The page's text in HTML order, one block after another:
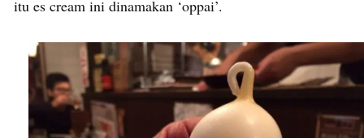
itu es cream ini dinamakan ‘oppai’.